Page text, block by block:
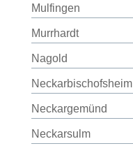
Mulfingen
Murrhardt
Nagold
Neckarbischofsheim
Neckargemünd
Neckarsulm